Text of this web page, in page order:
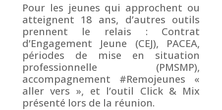
Pour les jeunes qui approchent ou
atteignent 18 ans, d’autres outils
prennent le relais : Contrat
d’Engagement Jeune (CEJ), PACEA,
périodes de mise en situation
professionnelle (PMSMP),
accompagnement #Remojeunes «
aller vers », et l’outil Click & Mix
présenté lors de la réunion.